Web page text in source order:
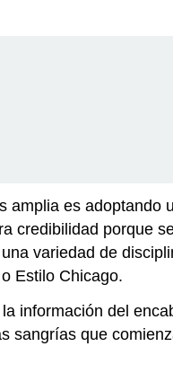
amplia es adoptando
credibilidad porque
variedad de
Estilo Chicago.
información del
sangrías que